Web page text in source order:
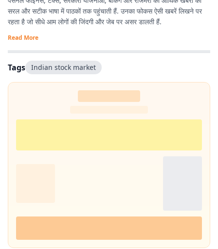
सरल और सटीक भाषा में पाठकों तक पहुंचाती हैं. उनका फोकस ऐसी खबरें लिखने पर
रहता है जो सीधे आम लोगों की जिंदगी और जेब पर असर डालती हैं.
Read More
Tags Indian stock market